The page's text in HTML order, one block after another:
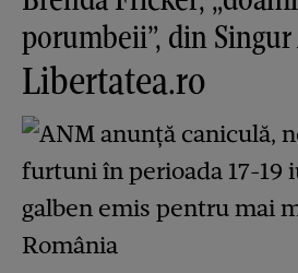
porumbeii”, din Singur
Libertatea.ro